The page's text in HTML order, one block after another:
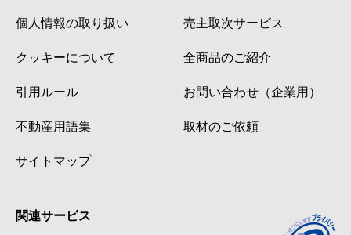
個人情報の取り扱い
クッキーについて
引用ルール
不動産用語集
サイトマップ
売主取次サービス
全商品のご紹介
お問い合わせ（企業用）
取材のご依頼
関連サービス